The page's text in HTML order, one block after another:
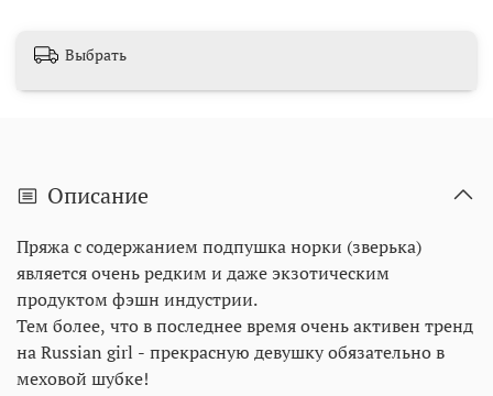
Выбрать
Описание
Пряжа с содержанием подпушка норки (зверька)
является очень редким и даже экзотическим
продуктом фэшн индустрии.
Тем более, что в последнее время очень активен тренд
на Russian girl - прекрасную девушку обязательно в
меховой шубке!